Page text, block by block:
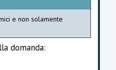
e non solamente
domanda: